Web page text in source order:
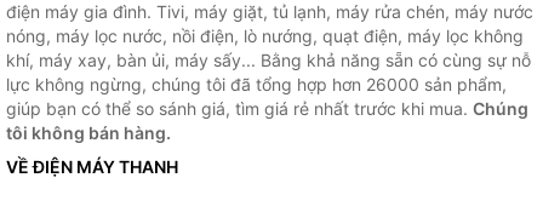
điện máy gia đình. Tivi, máy giặt, tủ lạnh, máy rửa chén, máy nước
nóng, máy lọc nước, nồi điện, lò nướng, quạt điện, máy lọc không
khí, máy xay, bàn ủi, máy sấy... Bằng khả năng sẵn có cùng sự nỗ
lực không ngừng, chúng tôi đã tổng hợp hơn 26000 sản phẩm,
giúp bạn có thể so sánh giá, tìm giá rẻ nhất trước khi mua. Chúng
tôi không bán hàng.
VỀ ĐIỆN MÁY THANH